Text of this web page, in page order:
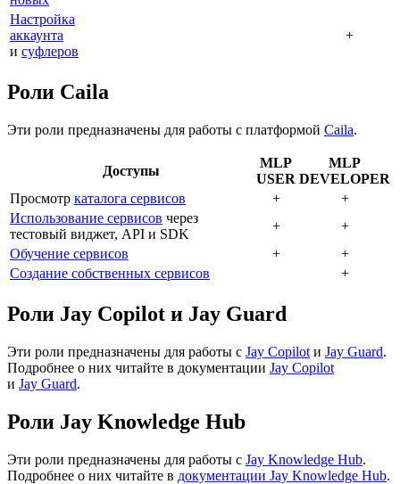
Настройка
аккаунта
и суфлеров
+
Роли Caila
Эти роли предназначены для работы с платформой Caila.
Доступы
MLP
USER
MLP
DEVELOPER
Просмотр каталога сервисов +
+
Использование сервисов через
тестовый виджет, API и SDK
+
+
Обучение сервисов
+
+
Создание собственных сервисов
+
Роли Jay Copilot и Jay Guard
Эти роли предназначены для работы с Jay Copilot и Jay Guard.
Подробнее о них читайте в документации Jay Copilot
и Jay Guard.
Роли Jay Knowledge Hub
Эти роли предназначены для работы с Jay Knowledge Hub.
Подробнее о них читайте в документации Jay Knowledge Hub.